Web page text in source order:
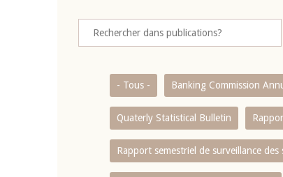
- Tous - Banking Commission
Quaterly Statistical Bulletin
Rapport semestriel de surveillance